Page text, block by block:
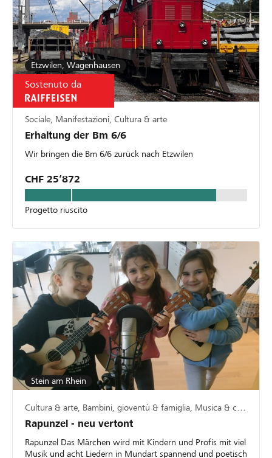
Etzwilen, Wagenhausen
Sostenuto da
Sociale, Manifestazioni, Cultura & arte
Erhaltung der Bm 6/6
Wir bringen die Bm 6/6 zurück nach Etzwilen
CHF 25’872
Progetto riuscito
Stein am Rhein
Cultura & arte, Bambini, gioventù & famiglia, Musica & canto
Rapunzel - neu vertont
Rapunzel Das Märchen wird mit Kindern und Profis mit viel
Musik und acht Liedern in Mundart spannend und poetisch